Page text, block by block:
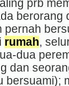
prb
berorang
pernah
rumah,
dua
dan
bersuami);